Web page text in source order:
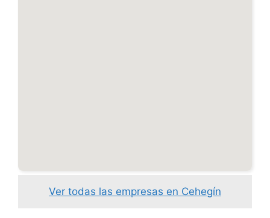
Ver todas las empresas en Cehegín